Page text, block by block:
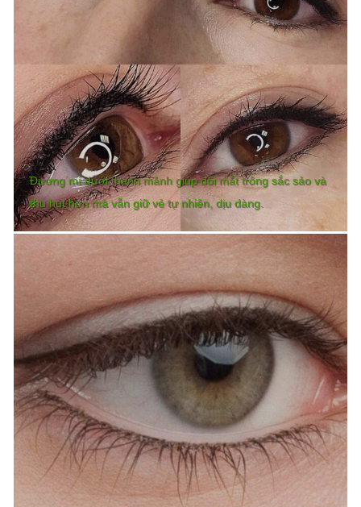
Đường mí dưới thanh mảnh giúp đôi mắt trông sắc sảo và
thu hút hơn mà vẫn giữ vẻ tự nhiên, dịu dàng.